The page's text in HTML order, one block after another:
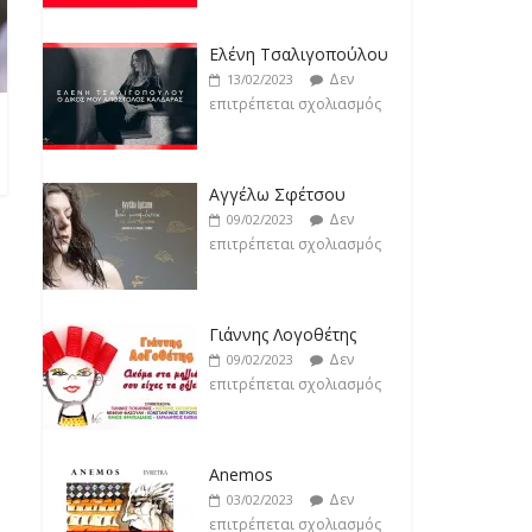
επιτρέπεται σχολιασμός
επιτρέπεται σχολιασμός
επιτρέπεται σχολιασμός
επιτρέπεται σχολιασμός